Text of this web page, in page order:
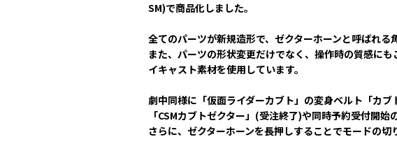
SM)で商品化しました。
全てのパーツが新規造形で、ゼクターホーンと呼ばれる
また、パーツの形状変更だけでなく、操作時の質感に
イキャスト素材を使用しています。
劇中同様に「仮面ライダーカブト」の変身ベルト「カブ
「CSMカブトゼクター」(受注終了)や同時予約受付開
さらに、ゼクターホーンを長押しすることでモードの